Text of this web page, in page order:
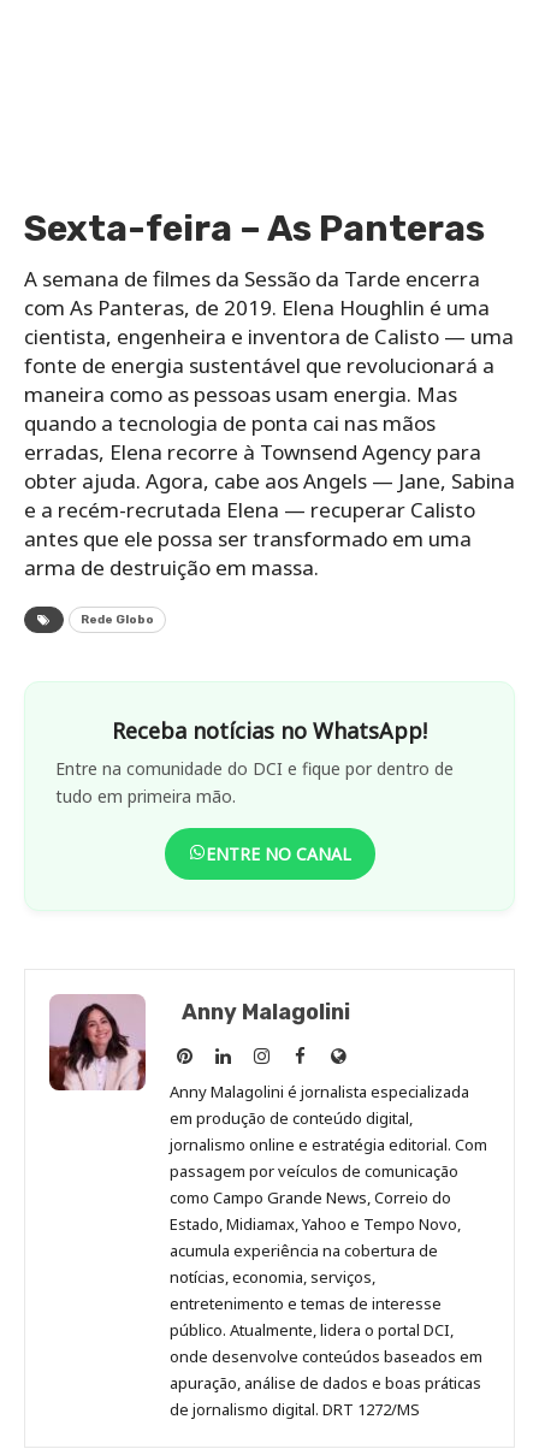
Sexta-feira – As Panteras
A semana de filmes da Sessão da Tarde encerra
com As Panteras, de 2019. Elena Houghlin é uma
cientista, engenheira e inventora de Calisto — uma
fonte de energia sustentável que revolucionará a
maneira como as pessoas usam energia. Mas
quando a tecnologia de ponta cai nas mãos
erradas, Elena recorre à Townsend Agency para
obter ajuda. Agora, cabe aos Angels — Jane, Sabina
e a recém-recrutada Elena — recuperar Calisto
antes que ele possa ser transformado em uma
arma de destruição em massa.
Rede Globo
Receba notícias no WhatsApp!
Entre na comunidade do DCI e fique por dentro de
tudo em primeira mão.
ENTRE NO CANAL
Anny Malagolini
Anny
Malagolini
no
Pinterest
Anny
Malagolini
no
LinkedIn
Anny
Malagolini
no
Instagram
Anny
Malagolini
no
Facebook
Site
de
Anny
Malagolini
Anny Malagolini é jornalista especializada
em produção de conteúdo digital,
jornalismo online e estratégia editorial. Com
passagem por veículos de comunicação
como Campo Grande News, Correio do
Estado, Midiamax, Yahoo e Tempo Novo,
acumula experiência na cobertura de
notícias, economia, serviços,
entretenimento e temas de interesse
público. Atualmente, lidera o portal DCI,
onde desenvolve conteúdos baseados em
apuração, análise de dados e boas práticas
de jornalismo digital. DRT 1272/MS